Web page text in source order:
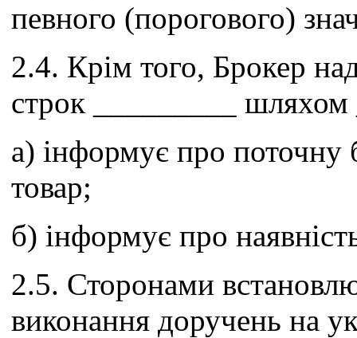
певного (порогового)
2.4. Крім того, Брокер
строк _________
а) інформує про поточну
товар;
б) інформує про
2.5. Сторонами
виконання доручень на